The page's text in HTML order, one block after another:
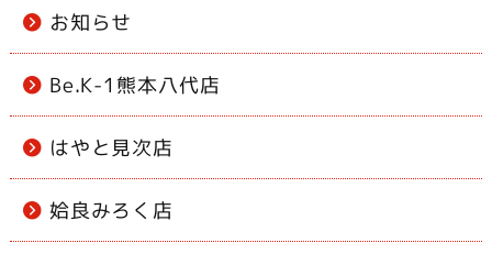
お知らせ
Be.K-1熊本八代店
はやと見次店
姶良みろく店